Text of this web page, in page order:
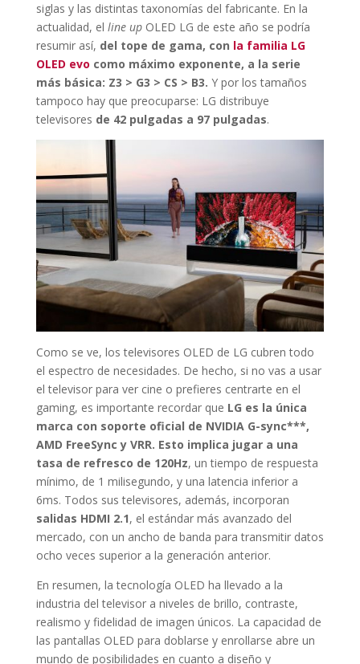
siglas y las distintas taxonomías del fabricante. En la
actualidad, el line upOLED LG de este año se podría
resumir así, del tope de gama, con la familia LG
OLED evo como máximo exponente, a la serie
más básica: Z3 > G3 > CS > B3. Y por los tamaños
tampoco hay que preocuparse: LG distribuye
televisores de 42 pulgadas a 97 pulgadas.
Como se ve, los televisores OLED de LG cubren todo
el espectro de necesidades. De hecho, si no vas a usar
el televisor para ver cine o prefieres centrarte en el
gaming, es importante recordar que LG es la única
marca con soporte oficial de NVIDIA G-sync***,
AMD FreeSync y VRR. Esto implica jugar a una
tasa de refresco de 120Hz, un tiempo de respuesta
mínimo, de 1 milisegundo, y una latencia inferior a
6ms. Todos sus televisores, además, incorporan
salidas HDMI 2.1, el estándar más avanzado del
mercado, con un ancho de banda para transmitir datos
ocho veces superior a la generación anterior.
En resumen, la tecnología OLED ha llevado a la
industria del televisor a niveles de brillo, contraste,
realismo y fidelidad de imagen únicos. La capacidad de
las pantallas OLED para doblarse y enrollarse abre un
mundo de posibilidades en cuanto a diseño y